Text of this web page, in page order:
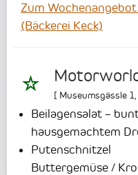
Zum
(Bäckerei Keck)
[ Museumsgässle 1
Beilagensalat –
hausgemachtem
Putenschnitzel
Buttergemüse /